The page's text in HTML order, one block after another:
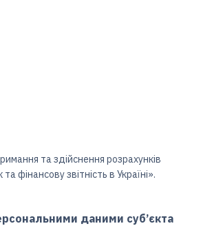
та здійснення розрахунків
фінансову звітність в Україні».
даними суб’єкта